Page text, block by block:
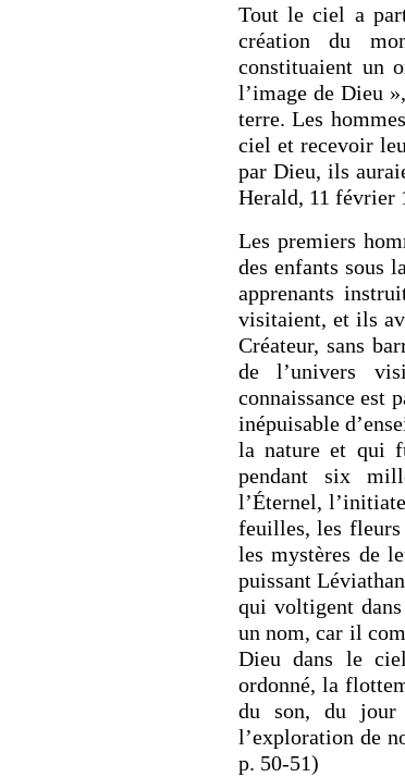
Tout le ciel a
création du
constituaient un
l’image de Dieu
terre. Les
ciel et recevoir
par Dieu, ils
Herald, 11 février
Les premiers
des enfants sous
apprenants
visitaient, et ils
Créateur, sans
de l’univers
connaissance est
inépuisable
la nature et qui
pendant six
l’Éternel,
feuilles, les fleurs
les mystères de
puissant
qui voltigent
un nom, car il
Dieu dans le
ordonné, la
du son, du
l’exploration de
p. 50-51)
RETOUR À LA SOURCE DE LA VIE |
nous